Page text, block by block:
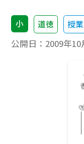
小 道徳 授
公開日： 2009年10